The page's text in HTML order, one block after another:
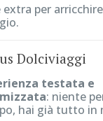
extra per
Dolciviaggi
testata e
: niente
hai già tutto in